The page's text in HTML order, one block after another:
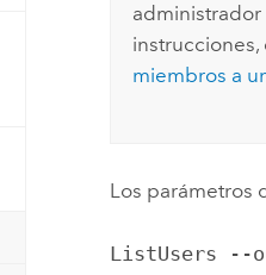
administrador
miembros a
Los parámetros
ListUsers --